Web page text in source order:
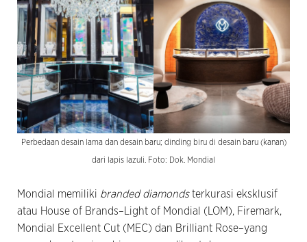
Perbedaan desain lama dan desain baru; dinding biru di desain baru (kanan)
dari lapis lazuli. Foto: Dok. Mondial
Mondial memiliki branded diamondsterkurasi eksklusif
atau House of Brands–Light of Mondial (LOM), Firemark,
Mondial Excellent Cut (MEC) dan Brilliant Rose–yang